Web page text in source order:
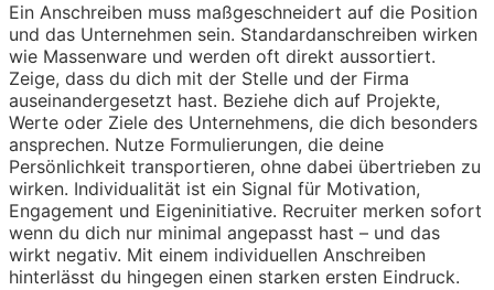
Ein Anschreiben muss maßgeschneidert auf die Position
und das Unternehmen sein. Standardanschreiben wirken
wie Massenware und werden oft direkt aussortiert.
Zeige, dass du dich mit der Stelle und der Firma
auseinandergesetzt hast. Beziehe dich auf Projekte,
Werte oder Ziele des Unternehmens, die dich besonders
ansprechen. Nutze Formulierungen, die deine
Persönlichkeit transportieren, ohne dabei übertrieben zu
wirken. Individualität ist ein Signal für Motivation,
Engagement und Eigeninitiative. Recruiter merken sofort
wenn du dich nur minimal angepasst hast – und das
wirkt negativ. Mit einem individuellen Anschreiben
hinterlässt du hingegen einen starken ersten Eindruck.